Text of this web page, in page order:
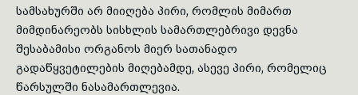
სამსახურში არ მიიღება პირი, რომლის მიმართ
მიმდინარეობს სისხლის სამართლებრივი დევნა
შესაბამისი ორგანოს მიერ სათანადო
გადაწყვეტილების მიღებამდე, ასევე პირი, რომელიც
წარსულში ნასამართლევია.